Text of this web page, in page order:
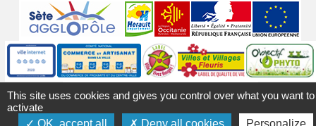
partenaires
Labels
Autres
This site uses cookies and gives you control over what you want to
activate
OK, accept all
Deny all cookies Personalize